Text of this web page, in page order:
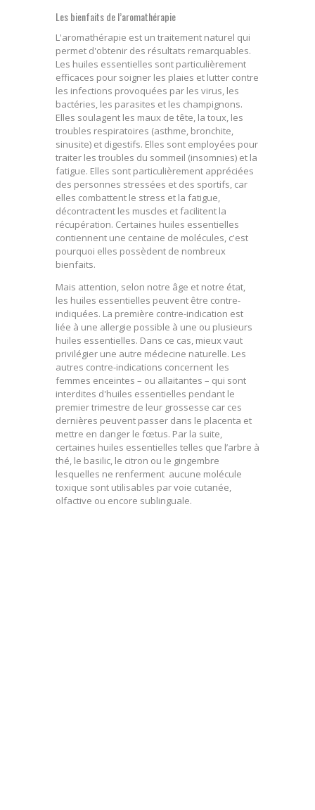
Les bienfaits de l’aromathérapie
L'aromathérapie est un traitement naturel qui
permet d'obtenir des résultats remarquables.
Les huiles essentielles sont particulièrement
efficaces pour soigner les plaies et lutter contre
les infections provoquées par les virus, les
bactéries, les parasites et les champignons.
Elles soulagent les maux de tête, la toux, les
troubles respiratoires (asthme, bronchite,
sinusite) et digestifs. Elles sont employées pour
traiter les troubles du sommeil (insomnies) et la
fatigue. Elles sont particulièrement appréciées
des personnes stressées et des sportifs, car
elles combattent le stress et la fatigue,
décontractent les muscles et facilitent la
récupération. Certaines huiles essentielles
contiennent une centaine de molécules, c'est
pourquoi elles possèdent de nombreux
bienfaits.
Mais attention, selon notre âge et notre état,
les huiles essentielles peuvent être contre-
indiquées. La première contre-indication est
liée à une allergie possible à une ou plusieurs
huiles essentielles. Dans ce cas, mieux vaut
privilégier une autre médecine naturelle. Les
autres contre-indications concernent les
femmes enceintes – ou allaitantes – qui sont
interdites d'huiles essentielles pendant le
premier trimestre de leur grossesse car ces
dernières peuvent passer dans le placenta et
mettre en danger le fœtus. Par la suite,
certaines huiles essentielles telles que l’arbre à
thé, le basilic, le citron ou le gingembre
lesquelles ne renferment aucune molécule
toxique sont utilisables par voie cutanée,
olfactive ou encore sublinguale.